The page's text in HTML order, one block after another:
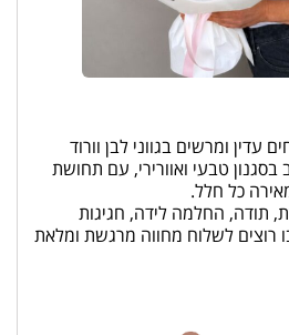
עדין ומרשים בגווני לבן וורוד
טבעי ואוורירי, עם תחושת
כל חלל.
תודה, החלמה לידה, חגיגות
רוצים לשלוח מחווה מרגשת ומלאת